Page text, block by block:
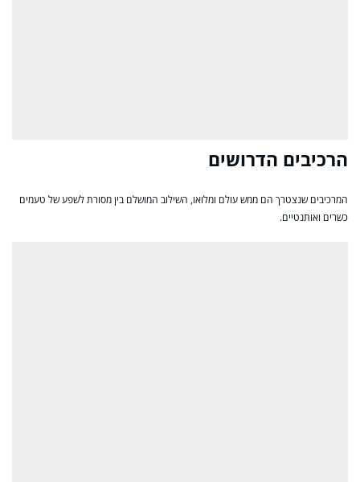
הרכיבים הדרושים
המרכיבים שנצטרך הם ממש עולם ומלואו, השילוב המושלם בין מסורת לשפע של טעמים
כשרים ואותנטיים.